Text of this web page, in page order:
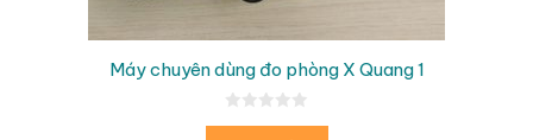
Máy chuyên dùng đo phòng X Quang 1